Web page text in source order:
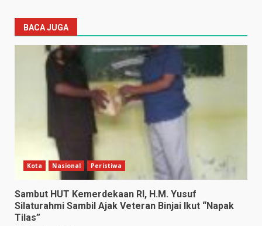
BACA JUGA
Kota Nasional Peristiwa
Sambut HUT Kemerdekaan RI, H.M. Yusuf
Silaturahmi Sambil Ajak Veteran Binjai Ikut “Napak
Tilas”